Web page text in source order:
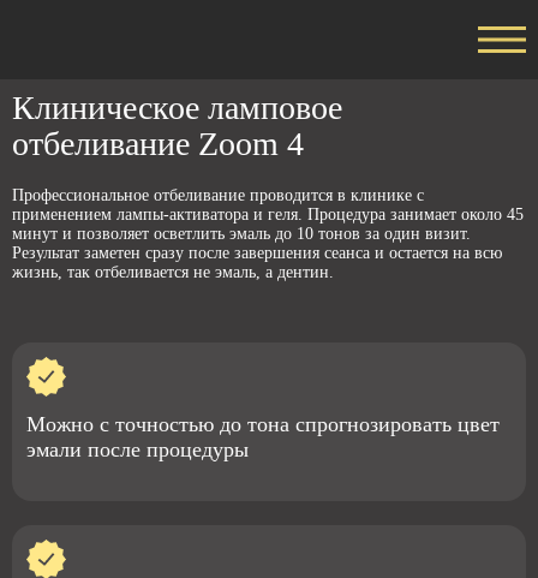
Клиническое ламповое
отбеливание Zoom 4
Профессиональное отбеливание проводится в клинике с
применением лампы-активатора и геля. Процедура занимает около 45
минут и позволяет осветлить эмаль до 10 тонов за один визит.
Результат заметен сразу после завершения сеанса и остается на всю
жизнь, так отбеливается не эмаль, а дентин.
Можно с точностью до тона спрогнозировать цвет
эмали после процедуры